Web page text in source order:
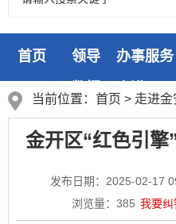
首页 领导 办事服务
当前位置： 首页 > 走进金
金开区“红色引擎
发布日期：2025-02-17
浏览量： 385 我要纠